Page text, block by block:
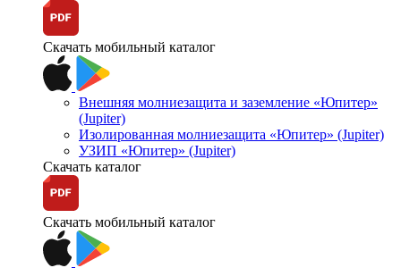
Скачать мобильный каталог
Внешняя молниезащита и заземление «Юпитер»
(Jupiter)
Изолированная молниезащита «Юпитер» (Jupiter)
УЗИП «Юпитер» (Jupiter)
Скачать каталог
Скачать мобильный каталог